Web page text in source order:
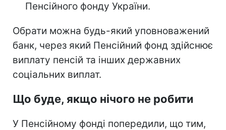
Пенсійного фонду України.
Обрати можна будь-який уповноважений
банк, через який Пенсійний фонд здійснює
виплату пенсій та інших державних
соціальних виплат.
Що буде, якщо нічого не робити
У Пенсійному фонді попередили, що тим,